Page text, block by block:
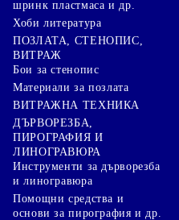
шринк пластмаса и др.
Хоби литература
ПОЗЛАТА, СТЕНОПИС,
ВИТРАЖ
Бои за стенопис
Материали за позлата
ВИТРАЖНА ТЕХНИКА
ДЪРВОРЕЗБА,
ПИРОГРАФИЯ И
ЛИНОГРАВЮРА
Инструменти за дърворезба
и линогравюра
Помощни средства и
основи за пирография и др.